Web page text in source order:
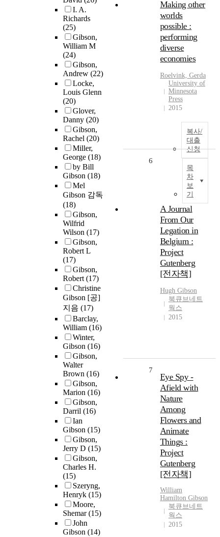
I. A.
Richards
(25)
Gibson,
William M
(24)
Gibson,
Andrew (22)
Locke,
Louis Glenn
(20)
Glover,
Danny (20)
Gibson,
Rachel (20)
Miller,
George (18)
by Bill
Gibson (18)
Mel
Gibson 감독
(18)
Gibson,
Wilfrid
Wilson (17)
Gibson,
Robert L
(17)
Gibson,
Robert(17)
Christine
Gibson [공]
지음 (17)
Barclay,
William (16)
Winter,
Gibson (16)
Gibson,
Walter
Brown (16)
Gibson,
Marion (16)
Gibson,
Darril (16)
Ian
Gibson (15)
Gibson,
Jerry D (15)
Gibson,
Charles H.
(15)
Szeryng,
Henryk (15)
Moore,
Shemar(15)
John
Gibson (14)
Making other
worlds
possible :
performing
diverse
economies
Roelvink, Gerda
University of
Minnesota
Press
2015
복사/
대출
신청
목
차
보
기
6
A Journal
From Our
Legation in
Belgium :
Project
Gutenberg
[전자책]
Hugh Gibson
북큐브네트
웍스
2015
7
Eye Spy -
Afield with
Nature
Among
Flowers and
Animate
Things :
Project
Gutenberg
[전자책]
William
Hamilton Gibson
북큐브네트
웍스
2015